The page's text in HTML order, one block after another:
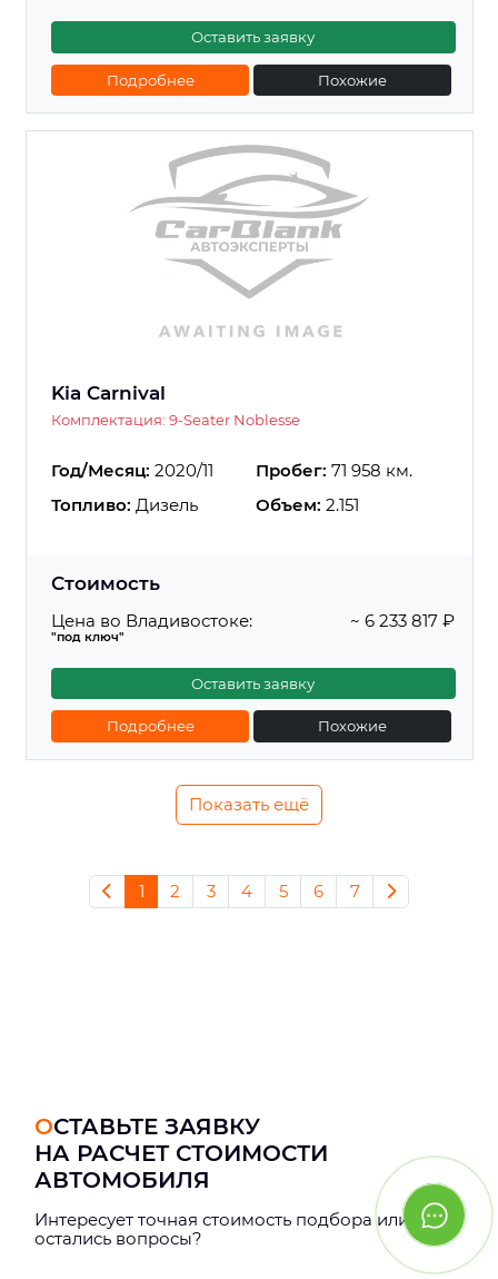
Оставить заявку
Подробнее Похожие
Kia Carnival
Комплектация: 9-Seater Noblesse
Год/Месяц: 2020/11 Пробег: 71 958 км.
Топливо: Дизель Объем: 2.151
Стоимость
Цена во Владивостоке:
"под ключ"
~ 6 233 817 ₽
Оставить заявку
Подробнее Похожие
Показать ещё
1 2 3 4 5 6 7
ОСТАВЬТЕ ЗАЯВКУ
НА РАСЧЕТ СТОИМОСТИ
АВТОМОБИЛЯ
Интерeсует точная стоимость подбора или
остались вопросы?